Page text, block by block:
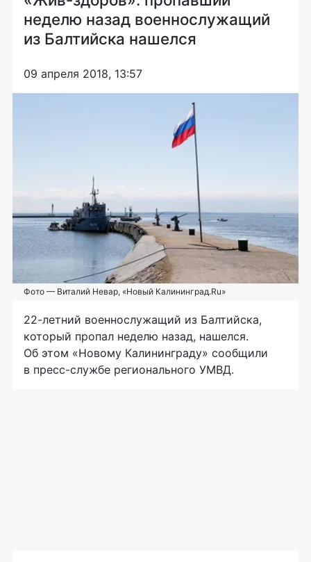
неделю назад военнослужащий
из Балтийска нашелся
09 апреля 2018, 13:57
Фото — Виталий Невар, «Новый Калининград.Ru»
22-летний военнослужащий из Балтийска,
который пропал неделю назад, нашелся.
Об этом «Новому Калининграду» сообщили
в пресс-службе регионального УМВД.